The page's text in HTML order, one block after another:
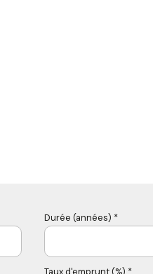
Durée (années) *
Taux d'emprunt (%) *